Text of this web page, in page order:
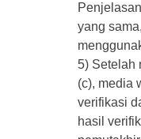
yang
5) Setelah
(c), media
verifikasi
hasil